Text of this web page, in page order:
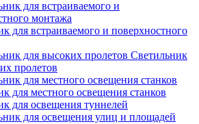
для встраиваемого и поверхностного
Светильник
пролетов
для местного освещения станков
для освещения туннелей